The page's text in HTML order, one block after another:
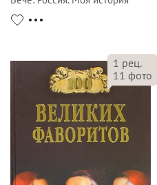
1 рец.
11 фото